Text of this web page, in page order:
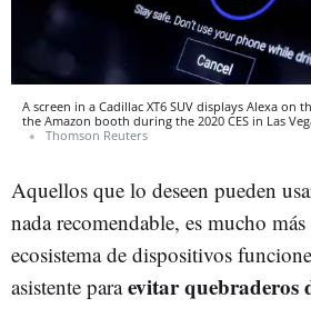
A screen in a Cadillac XT6 SUV displays Alexa on
the Amazon booth during the 2020 CES in Las
Thomson Reuters
Aquellos que lo deseen pueden
nada recomendable, es mucho
ecosistema de dispositivos
asistente paraevitar quebraderos